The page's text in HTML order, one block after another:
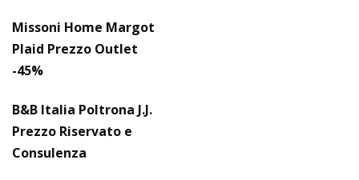
Missoni Home Margot
Plaid Prezzo Outlet
-45%
B&B Italia Poltrona J.J.
Prezzo Riservato e
Consulenza